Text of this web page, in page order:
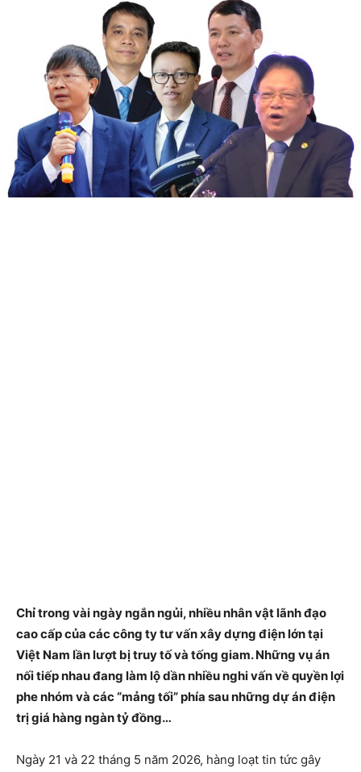
Chỉ trong vài ngày ngắn ngủi, nhiều nhân vật lãnh đạo
cao cấp của các công ty tư vấn xây dựng điện lớn tại
Việt Nam lần lượt bị truy tố và tống giam. Những vụ án
nối tiếp nhau đang làm lộ dần nhiều nghi vấn về quyền lợi
phe nhóm và các “mảng tối” phía sau những dự án điện
trị giá hàng ngàn tỷ đồng…
Ngày 21 và 22 tháng 5 năm 2026, hàng loạt tin tức gây